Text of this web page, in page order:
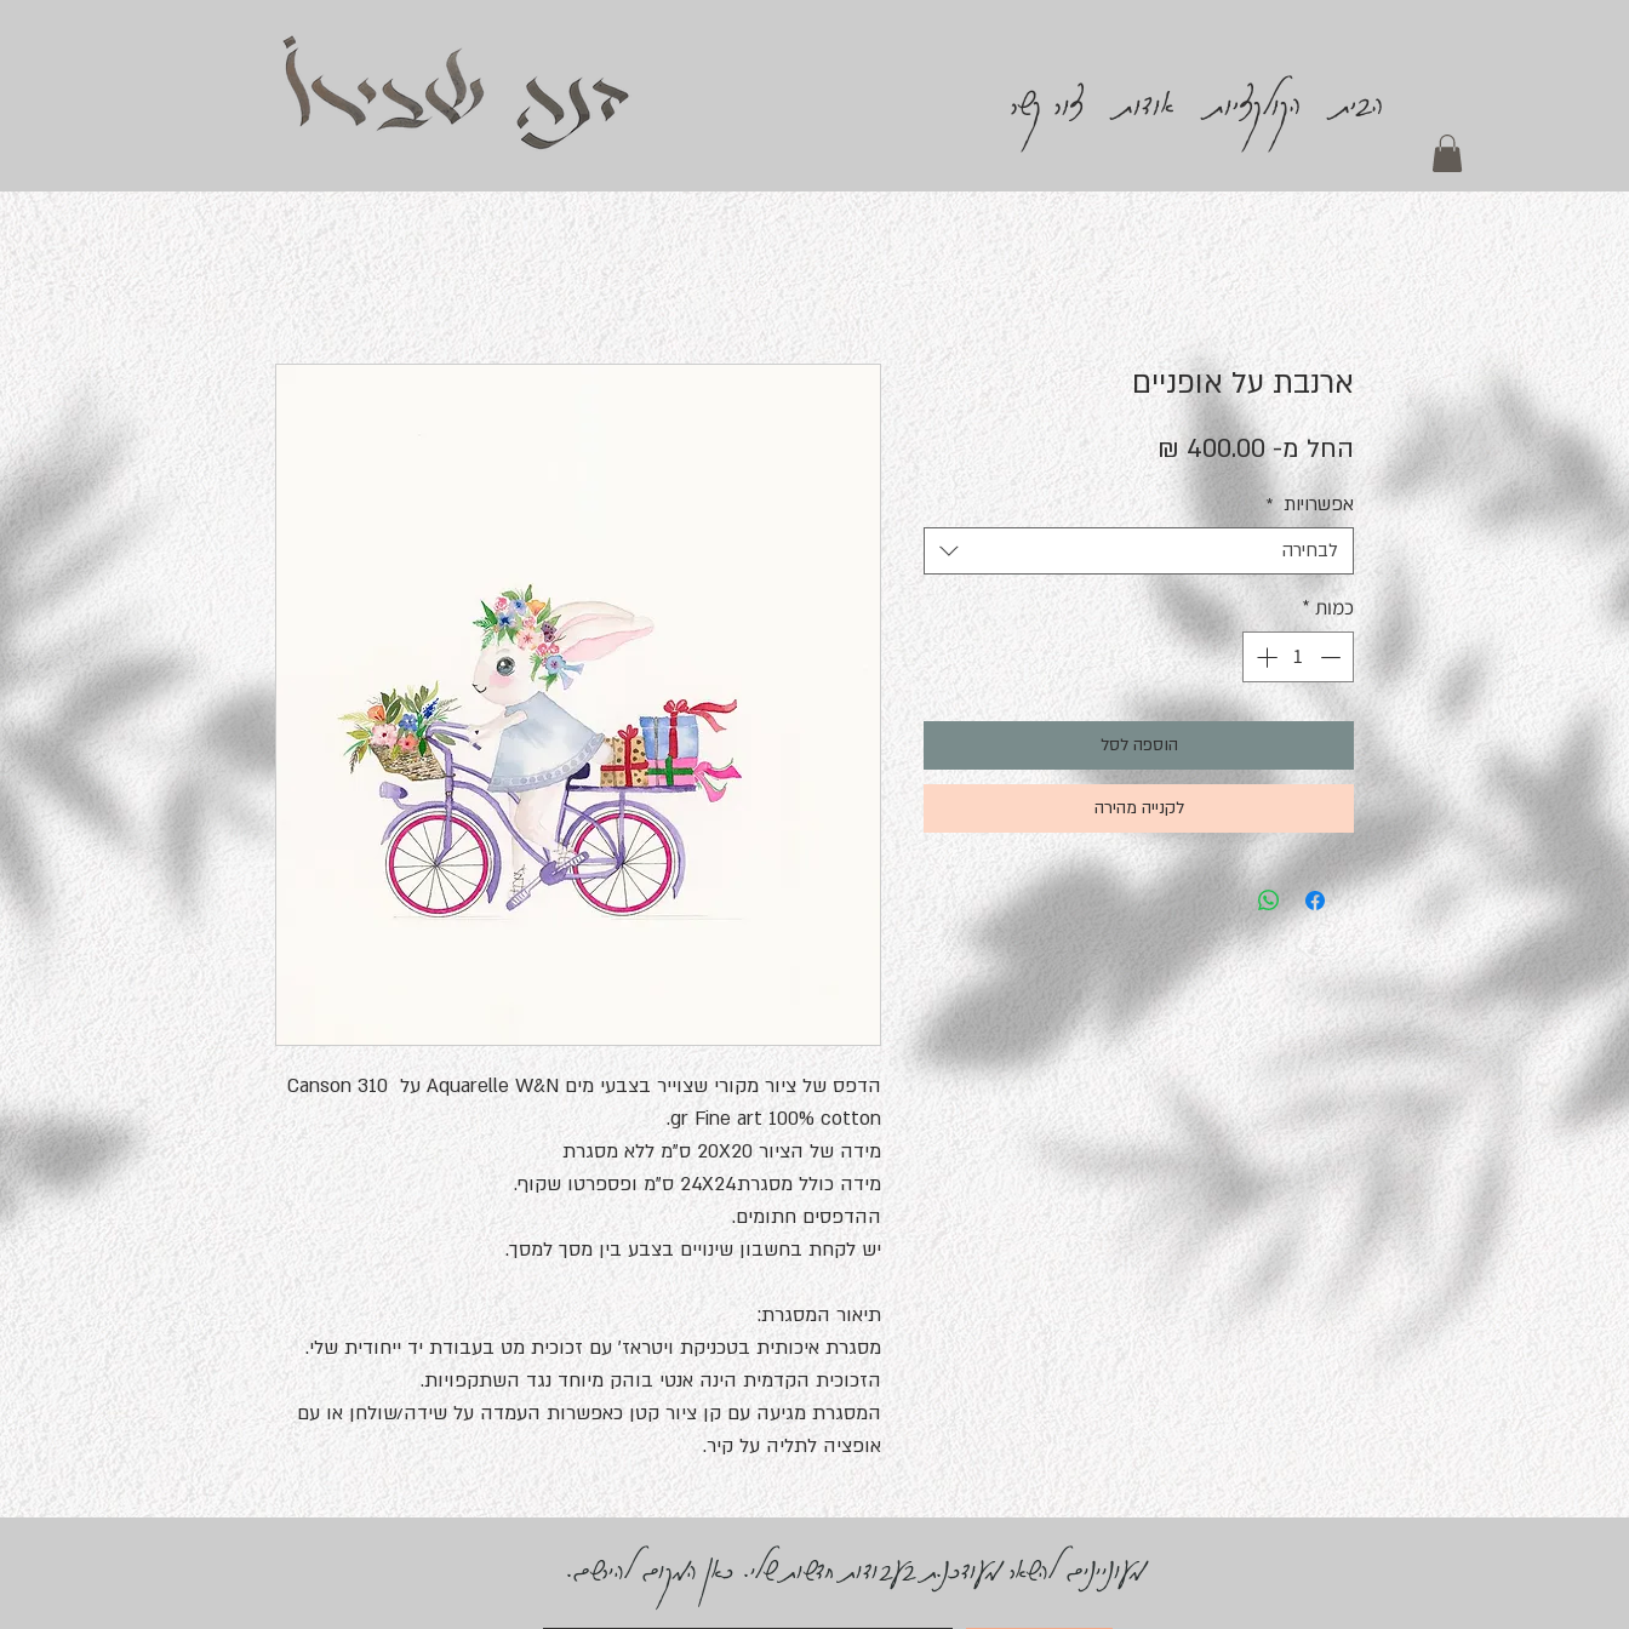
הבית הקולקציות אודות צור קשר
הדפס של ציור מקורי שצוייר בצבעי מים Aquarelle W&N על Canson 310
gr Fine art 100% cotton.
מידה של הציור 20X20 ס"מ ללא מסגרת
מידה כולל מסגרת24X24 ס"מ ופספרטו שקוף.
ההדפסים חתומים.
יש לקחת בחשבון שינויים בצבע בין מסך למסך.
תיאור המסגרת:
מסגרת איכותית בטכניקת ויטראז' עם זכוכית מט בעבודת יד ייחודית שלי.
הזכוכית הקדמית הינה אנטי בוהק מיוחד נגד השתקפויות.
המסגרת מגיעה עם קן ציור קטן כאפשרות העמדה על שידה/שולחן או עם
אופציה לתליה על קיר.
ארנבת על אופניים
החל מ-400.00 ₪
מחיר
מבצע
אפשרויות *
לבחירה
כמות *
הוספה לסל
לקנייה מהירה
מעוניינים להשאר מעודכנ.ת בעבודות חדשות שלי. כאן המקום להירשם.